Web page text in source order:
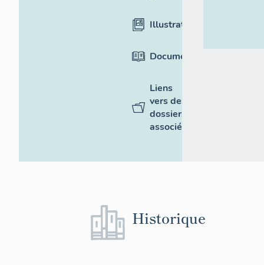
Illustrations
Documentation
Liens
vers des
dossiers
associés
Historique